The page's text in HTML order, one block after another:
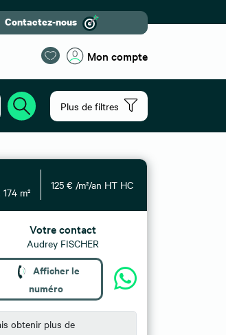
Contactez-nous
Mon compte
Plus de filtres
m²
125 € /m²/an HT HC
Votre contact
Audrey FISCHER
Afficher le
numéro